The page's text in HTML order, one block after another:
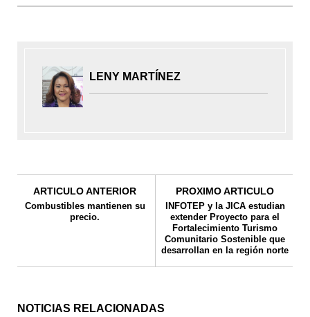
LENY MARTÍNEZ
ARTICULO ANTERIOR
Combustibles mantienen su
precio.
PROXIMO ARTICULO
INFOTEP y la JICA estudian
extender Proyecto para el
Fortalecimiento Turismo
Comunitario Sostenible que
desarrollan en la región norte
NOTICIAS RELACIONADAS